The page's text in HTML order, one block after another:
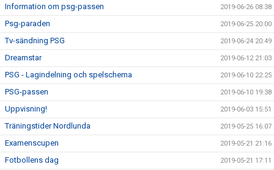
Information om psg-passen 2019-06-26 08:38
Psg-paraden 2019-06-25 20:00
Tv-sändning PSG 2019-06-24 20:49
Dreamstar 2019-06-12 21:03
PSG - Lagindelning och spelschema 2019-06-10 22:25
PSG-passen 2019-06-10 19:38
Uppvisning! 2019-06-03 15:51
Träningstider Nordlunda 2019-05-25 16:07
Examenscupen 2019-05-21 21:16
Fotbollens dag 2019-05-21 17:11